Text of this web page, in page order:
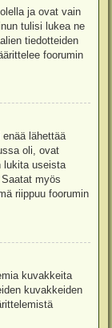
ja ovat vain
tulisi lukea ne
tiedotteiden
foorumin
lähettää
oli, ovat
lukita useista
myös
riippuu foorumin
kuvakkeita
kuvakkeiden